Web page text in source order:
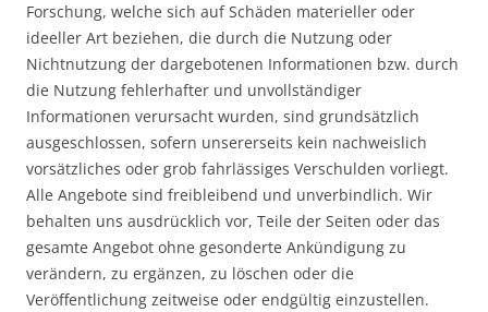
Forschung, welche sich auf Schäden materieller oder
ideeller Art beziehen, die durch die Nutzung oder
Nichtnutzung der dargebotenen Informationen bzw. durch
die Nutzung fehlerhafter und unvollständiger
Informationen verursacht wurden, sind grundsätzlich
ausgeschlossen, sofern unsererseits kein nachweislich
vorsätzliches oder grob fahrlässiges Verschulden vorliegt.
Alle Angebote sind freibleibend und unverbindlich. Wir
behalten uns ausdrücklich vor, Teile der Seiten oder das
gesamte Angebot ohne gesonderte Ankündigung zu
verändern, zu ergänzen, zu löschen oder die
Veröffentlichung zeitweise oder endgültig einzustellen.